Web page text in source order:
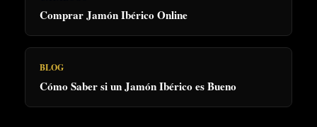
Comprar Jamón Ibérico Online
BLOG
Cómo Saber si un Jamón Ibérico es Bueno